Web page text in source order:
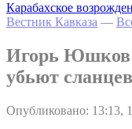
Карабахское
Вестник Кавказа —
Игорь Юшков:
убьют
Опубликовано: 13:13,